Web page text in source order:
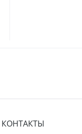
КОНТАКТЫ